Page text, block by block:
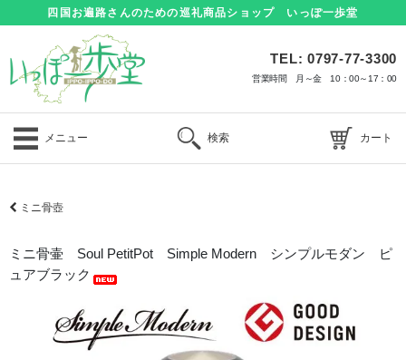
四国お遍路さんのための巡礼商品ショップ いっぽ一歩堂
TEL: 0797-77-3300
営業時間 月～金 10：00～17：00
メニュー 検索 カート
ミニ骨壺
ミニ骨壷 Soul PetitPot Simple Modern シンプルモダン ピ
ュアブラック